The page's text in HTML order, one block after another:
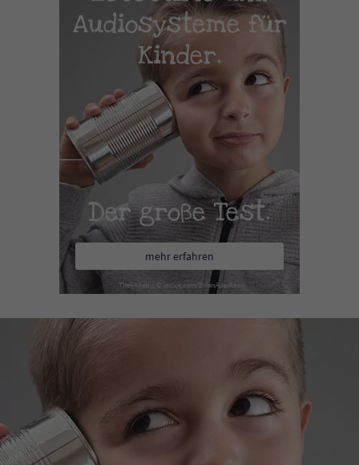
Audiosysteme für
Kinder.
Der große Test.
mehr erfahren